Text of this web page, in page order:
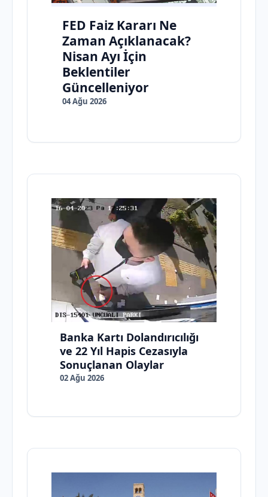
FED Faiz Kararı Ne
Zaman Açıklanacak?
Nisan Ayı İçin
Beklentiler
Güncelleniyor
04 Ağu 2026
Banka Kartı Dolandırıcılığı
ve 22 Yıl Hapis Cezasıyla
Sonuçlanan Olaylar
02 Ağu 2026